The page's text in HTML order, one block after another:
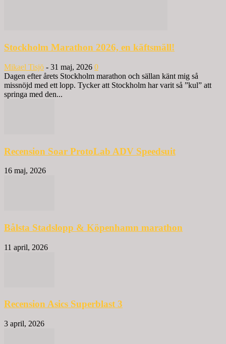
Stockholm Marathon 2026, en käftsmäll!
Mikael Tisjö - 31 maj, 2026 0
Dagen efter årets Stockholm marathon och sällan känt mig så
missnöjd med ett lopp. Tycker att Stockholm har varit så ”kul” att
springa med den...
Recension Soar ProtoLab ADV Speedsuit
16 maj, 2026
Bålsta Stadslopp & Köpenhamn marathon
11 april, 2026
Recension Asics Superblast 3
3 april, 2026